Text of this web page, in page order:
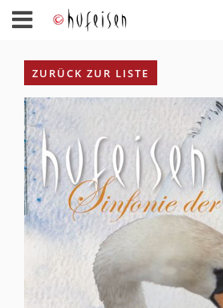
ZURÜCK ZUR LISTE